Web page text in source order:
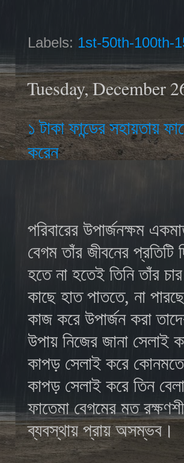
Labels: 1st-50th-100th-
Tuesday, December
১ টাকা ফান্ডের সহায়তায়
করেন
পরিবারের উপার্জনক্ষম
বেগমতাঁর জীবনের প্রতিটি
হতে না হতেই তিনি তাঁর
কাছে হাত পাততে, না
কাজ করে উপার্জন করা
উপায় নিজের জানা সেলাই
কাপড় সেলাই করে
কাপড় সেলাই করে তিন
ফাতেমাবেগমের মত
ব্যবস্থায় প্রায় অসম্ভব।